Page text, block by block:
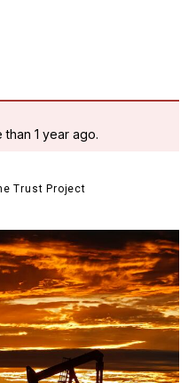
1 year ago.